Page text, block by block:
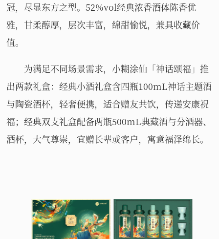
冠，尽显东方之型。52%vol经典浓香酒体陈香优
雅，甘柔醇厚，层次丰富，绵甜愉悦，兼具收藏价
值。
为满足不同场景需求，小糊涂仙「神话颂福」推
出两款礼盒：经典小酒礼盒含四瓶100mL神话主题酒
与陶瓷酒杯，轻奢便携，适合赠友共饮，传递安康祝
福；经典双支礼盒配备两瓶500mL典藏酒与分酒器、
酒杯，大气尊崇，宜赠长辈或客户，寓意福泽绵长。